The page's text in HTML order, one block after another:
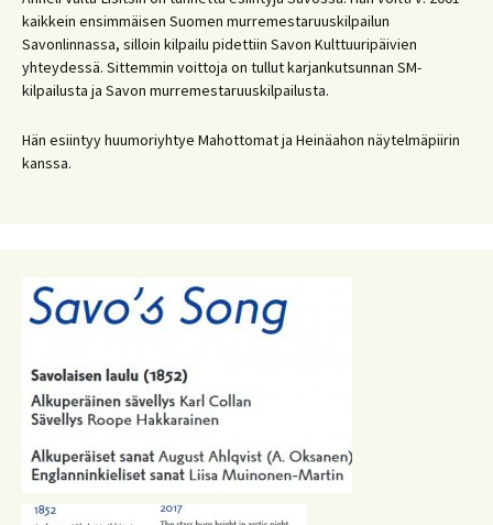
kaikkein ensimmäisen Suomen murremestaruuskilpailun
Savonlinnassa, silloin kilpailu pidettiin Savon Kulttuuripäivien
yhteydessä. Sittemmin voittoja on tullut karjankutsunnan SM-
kilpailusta ja Savon murremestaruuskilpailusta.
Hän esiintyy huumoriyhtye Mahottomat ja Heinäahon näytelmäpiirin
kanssa.